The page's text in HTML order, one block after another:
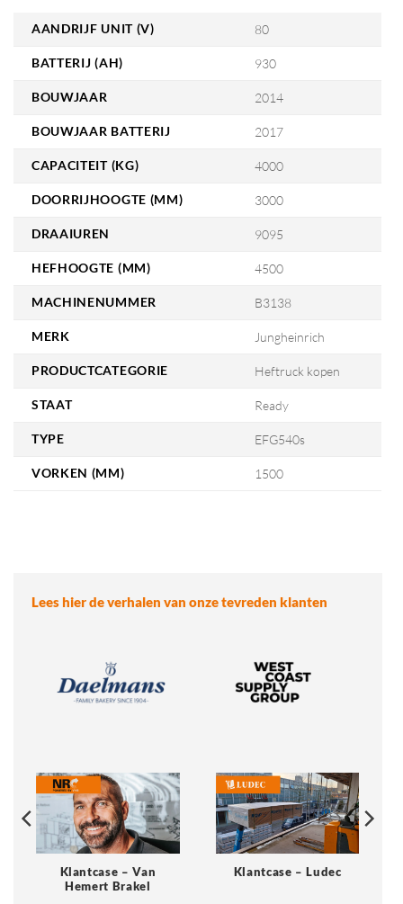
AANDRIJF UNIT (V) 80
BATTERIJ (AH) 930
BOUWJAAR 2014
BOUWJAAR BATTERIJ 2017
CAPACITEIT (KG) 4000
DOORRIJHOOGTE (MM) 3000
DRAAIUREN 9095
HEFHOOGTE (MM) 4500
MACHINENUMMER B3138
MERK Jungheinrich
PRODUCTCATEGORIE Heftruck kopen
STAAT Ready
TYPE EFG540s
VORKEN (MM) 1500
Lees hier de verhalen van onze tevreden klanten
Klantcase – Van
Hemert Brakel
Klantcase – Ludec